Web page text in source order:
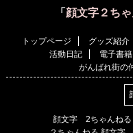
「 顔文字２ち
トップページ グッズ紹介
活動日記
電子書籍
がんばれ街の
顔文字 2ちゃんね